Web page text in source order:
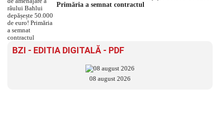
Primăria a semnat contractul
BZI - EDITIA DIGITALĂ - PDF
08 august 2026